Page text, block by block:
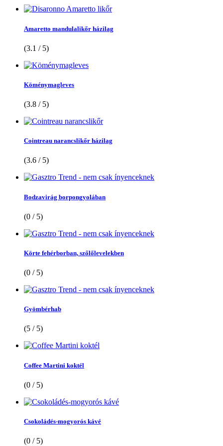
Amaretto mandulalikőr házilag
(3.1 / 5)
Köménymagleves
(3.8 / 5)
Cointreau narancslikőr házilag
(3.6 / 5)
Bodzavirág borpongyolában
(0 / 5)
Körte fehérborban, szőlőlevelekben
(0 / 5)
Gyömbérhab
(5 / 5)
Coffee Martini koktél
(0 / 5)
Csokoládés-mogyorós kávé
(0 / 5)